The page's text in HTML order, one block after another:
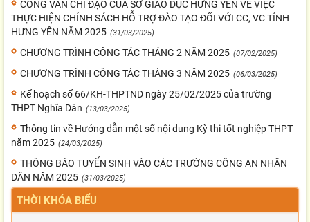
CÔNG VĂN CHỈ ĐẠO CỦA SỞ GIÁO DỤC HƯNG YÊN VỀ VIỆC
THỰC HIỆN CHÍNH SÁCH HỖ TRỢ ĐÀO TẠO ĐỐI VỚI CC, VC TỈNH
HƯNG YÊN NĂM 2025 (31/03/2025)
CHƯƠNG TRÌNH CÔNG TÁC THÁNG 2 NĂM 2025 (07/02/2025)
CHƯƠNG TRÌNH CÔNG TÁC THÁNG 3 NĂM 2025 (06/03/2025)
Kế hoạch số 66/KH-THPTND ngày 25/02/2025 của trường
THPT Nghĩa Dân (13/03/2025)
Thông tin về Hướng dẫn một số nội dung Kỳ thi tốt nghiệp THPT
năm 2025 (24/03/2025)
THÔNG BÁO TUYỂN SINH VÀO CÁC TRƯỜNG CÔNG AN NHÂN
DÂN NĂM 2025 (31/03/2025)
THỜI KHÓA BIỂU